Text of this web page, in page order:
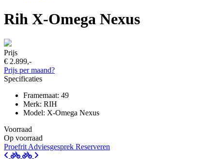
Rih X-Omega Nexus
Prijs
€ 2.899,-
Prijs per maand?
Specificaties
Framemaat: 49
Merk: RIH
Model: X-Omega Nexus
Voorraad
Op voorraad
Proefrit Adviesgesprek Reserveren